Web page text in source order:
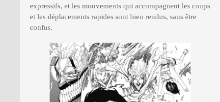
expressifs, et les mouvements qui accompagnent les coups
et les déplacements rapides sont bien rendus, sans être
confus.